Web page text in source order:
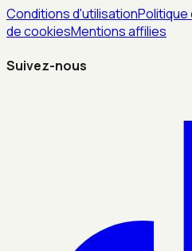
Conditions d'utilisation
de cookiesMentions affilies
Suivez-nous